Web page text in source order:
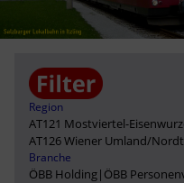
Region
AT121 Mostviertel-
AT126 Wiener Umland/
Branche
ÖBB Holding| ÖBB